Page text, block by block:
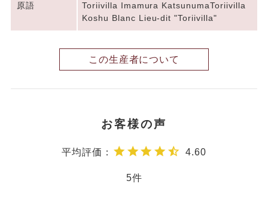
原語
Toriivilla Imamura KatsunumaToriivilla
Koshu Blanc Lieu-dit "Toriivilla"
この生産者について
4.60
5